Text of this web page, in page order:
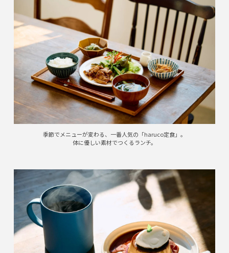
季節でメニューが変わる、一番人気の「haruco定食」。
体に優しい素材でつくるランチ。